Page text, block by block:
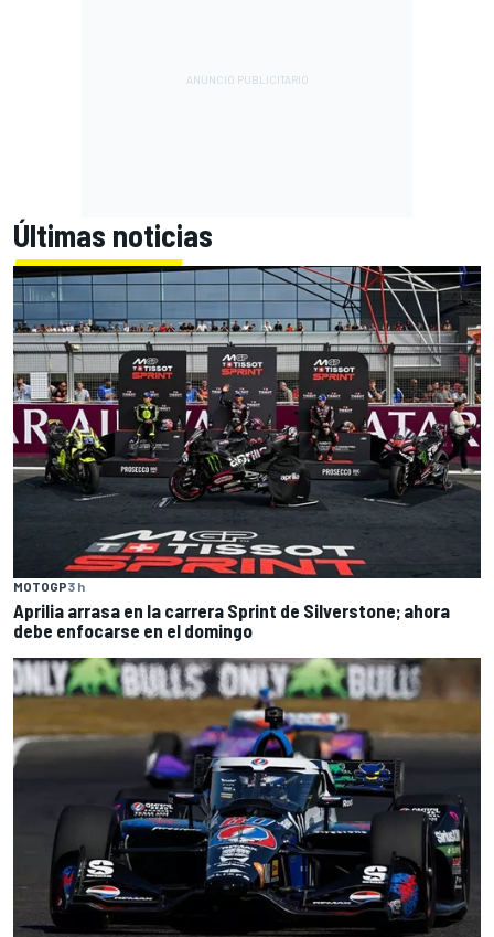
Últimas noticias
MOTOGP3 h
Aprilia arrasa en la carrera Sprint de Silverstone; ahora
debe enfocarse en el domingo